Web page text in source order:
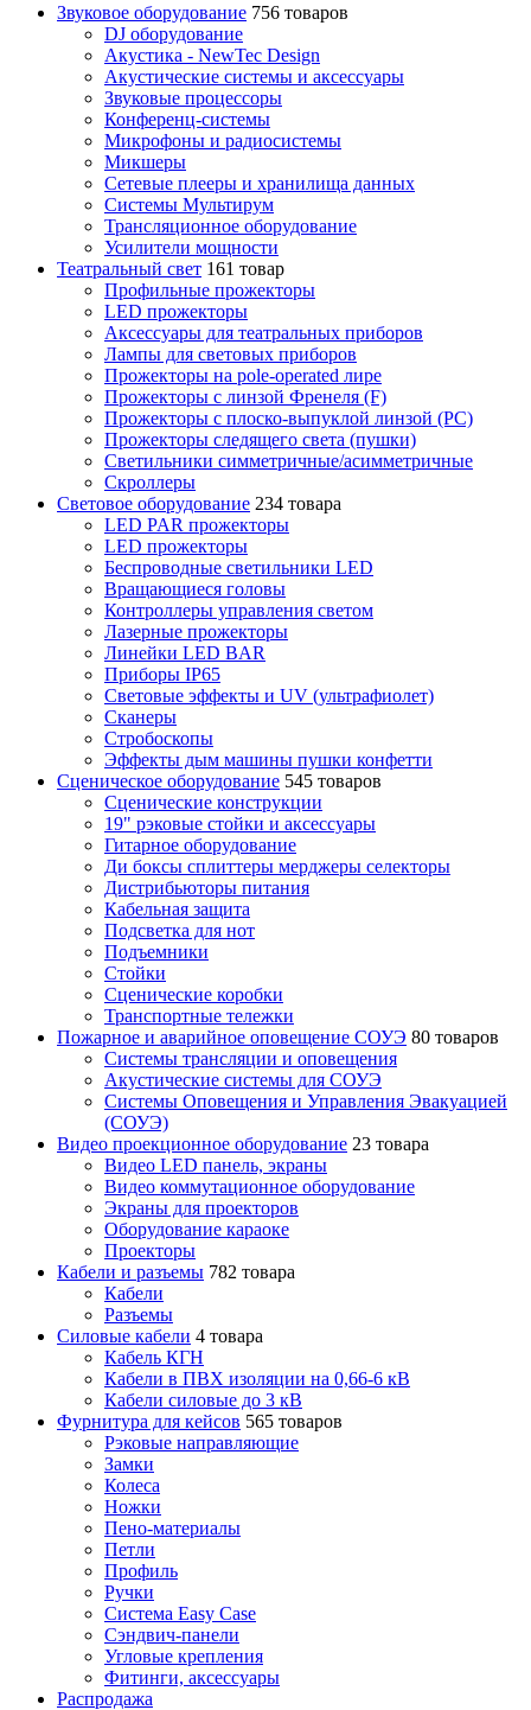
Звуковое оборудование 756 товаров
DJ оборудование
Акустика - NewTec Design
Акустические системы и аксессуары
Звуковые процессоры
Конференц-системы
Микрофоны и радиосистемы
Микшеры
Сетевые плееры и хранилища данных
Системы Мультирум
Трансляционное оборудование
Усилители мощности
Театральный свет 161 товар
Профильные прожекторы
LED прожекторы
Аксессуары для театральных приборов
Лампы для световых приборов
Прожекторы на pole-operated лире
Прожекторы с линзой Френеля (F)
Прожекторы с плоско-выпуклой линзой (PC)
Прожекторы следящего света (пушки)
Светильники симметричные/асимметричные
Скроллеры
Световое оборудование 234 товара
LED PAR прожекторы
LED прожекторы
Беспроводные светильники LED
Вращающиеся головы
Контроллеры управления светом
Лазерные прожекторы
Линейки LED BAR
Приборы IP65
Световые эффекты и UV (ультрафиолет)
Сканеры
Стробоскопы
Эффекты дым машины пушки конфетти
Сценическое оборудование 545 товаров
Сценические конструкции
19" рэковые стойки и аксесcуары
Гитарное оборудование
Ди боксы сплиттеры мерджеры селекторы
Дистрибьюторы питания
Кабельная защита
Подсветка для нот
Подъемники
Стойки
Сценические коробки
Транспортные тележки
Пожарное и аварийное оповещение СОУЭ 80 товаров
Cистемы трансляции и оповещения
Акустические системы для СОУЭ
Системы Оповещения и Управления Эвакуацией
(СОУЭ)
Видео проекционное оборудование 23 товара
Видео LED панель, экраны
Видео коммутационное оборудование
Экраны для проекторов
Оборудование караоке
Проекторы
Кабели и разъемы 782 товара
Кабели
Разъемы
Силовые кабели 4 товара
Кабель КГН
Кабели в ПВХ изоляции на 0,66-6 кВ
Кабели силовые до 3 кВ
Фурнитура для кейсов 565 товаров
Рэковые направляющие
Замки
Колеса
Ножки
Пено-материалы
Петли
Профиль
Ручки
Система Easy Case
Сэндвич-панели
Угловые крепления
Фитинги, аксессуары
Распродажа